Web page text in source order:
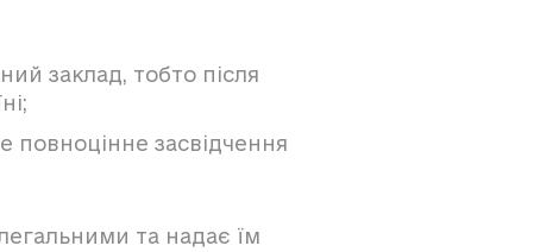
заклад, тобто після
повноцінне засвідчення
та надає їм